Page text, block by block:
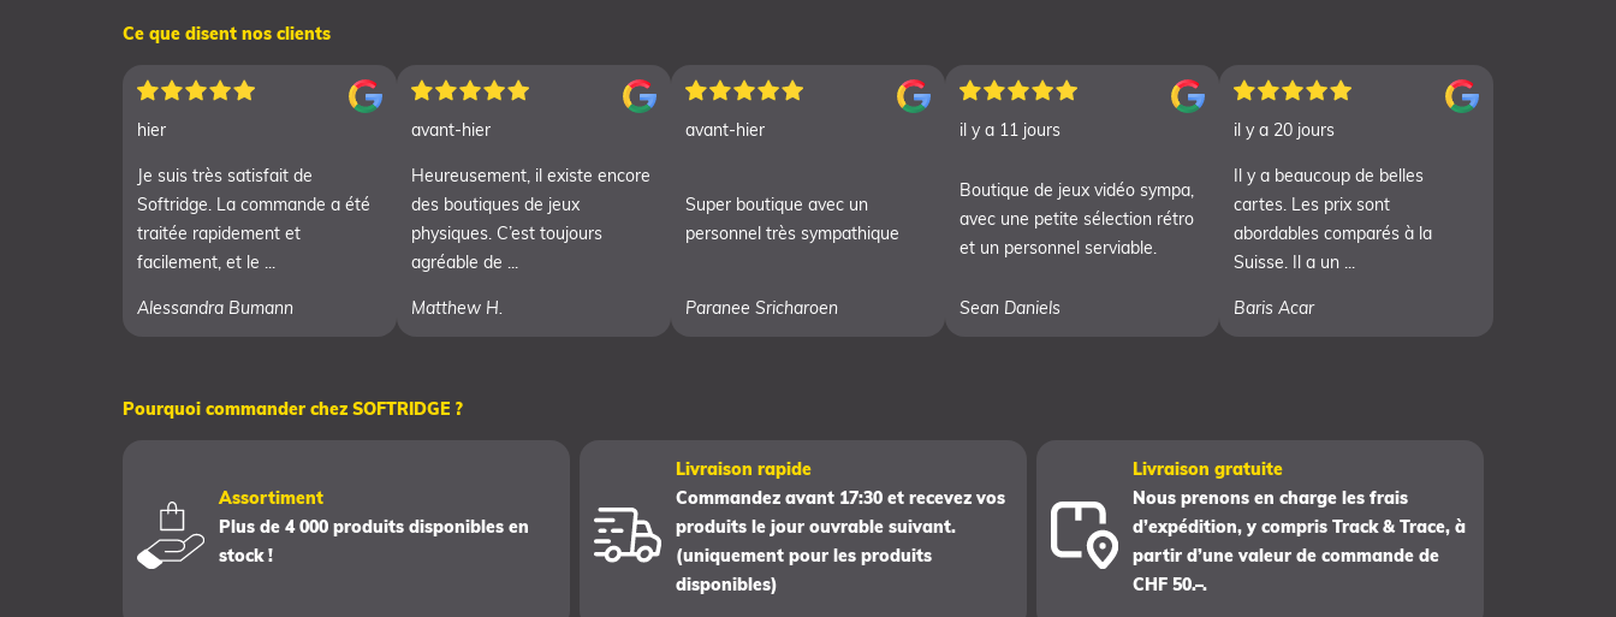
Ce que disent nos clients
hier
Je suis très satisfait de
Softridge. La commande a été
traitée rapidement et
facilement, et le ...
Alessandra Bumann
avant-hier
Heureusement, il existe encore
des boutiques de jeux
physiques. C’est toujours
agréable de ...
Matthew H.
avant-hier
Super boutique avec un
personnel très sympathique
Paranee Sricharoen
il y a 11 jours
Boutique de jeux vidéo sympa,
avec une petite sélection rétro
et un personnel serviable.
Sean Daniels
il y a 20 jours
Il y a beaucoup de belles
cartes. Les prix sont
abordables comparés à la
Suisse. Il a un ...
Baris Acar
Pourquoi commander chez SOFTRIDGE ?
Assortiment
Plus de 4 000 produits disponibles en
stock !
Livraison rapide
Commandez avant 17:30 et recevez vos
produits le jour ouvrable suivant.
(uniquement pour les produits
disponibles)
Livraison gratuite
Nous prenons en charge les frais
d’expédition, y compris Track & Trace, à
partir d’une valeur de commande de
CHF 50.–.